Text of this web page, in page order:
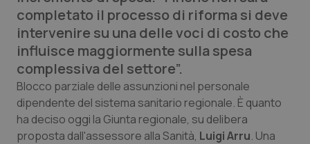
Basilicata
Calabria
Campania
Emilia-Romagna
Artrite & artrosi
Asma & BPCO
Car-T
Colesterolo & coronaropatie
QS Club Newsletter
completato il processo di riforma si deve
intervenire su una delle voci di costo che
influisce maggiormente sulla spesa
complessiva del settore”.
Blocco parziale delle assunzioni nel personale
dipendente del sistema sanitario regionale. È quanto
ha deciso oggi la Giunta regionale, su delibera
proposta dall'assessore alla Sanità, Luigi Arru. Una